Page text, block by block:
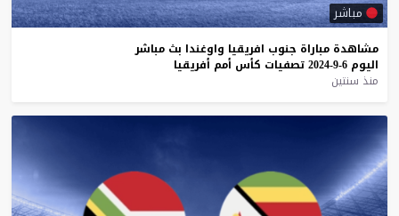
مباشر
مشاهدة مباراة جنوب افريقيا واوغندا بث مباشر
اليوم 6-9-2024 تصفيات كأس أمم أفريقيا
منذ سنتين